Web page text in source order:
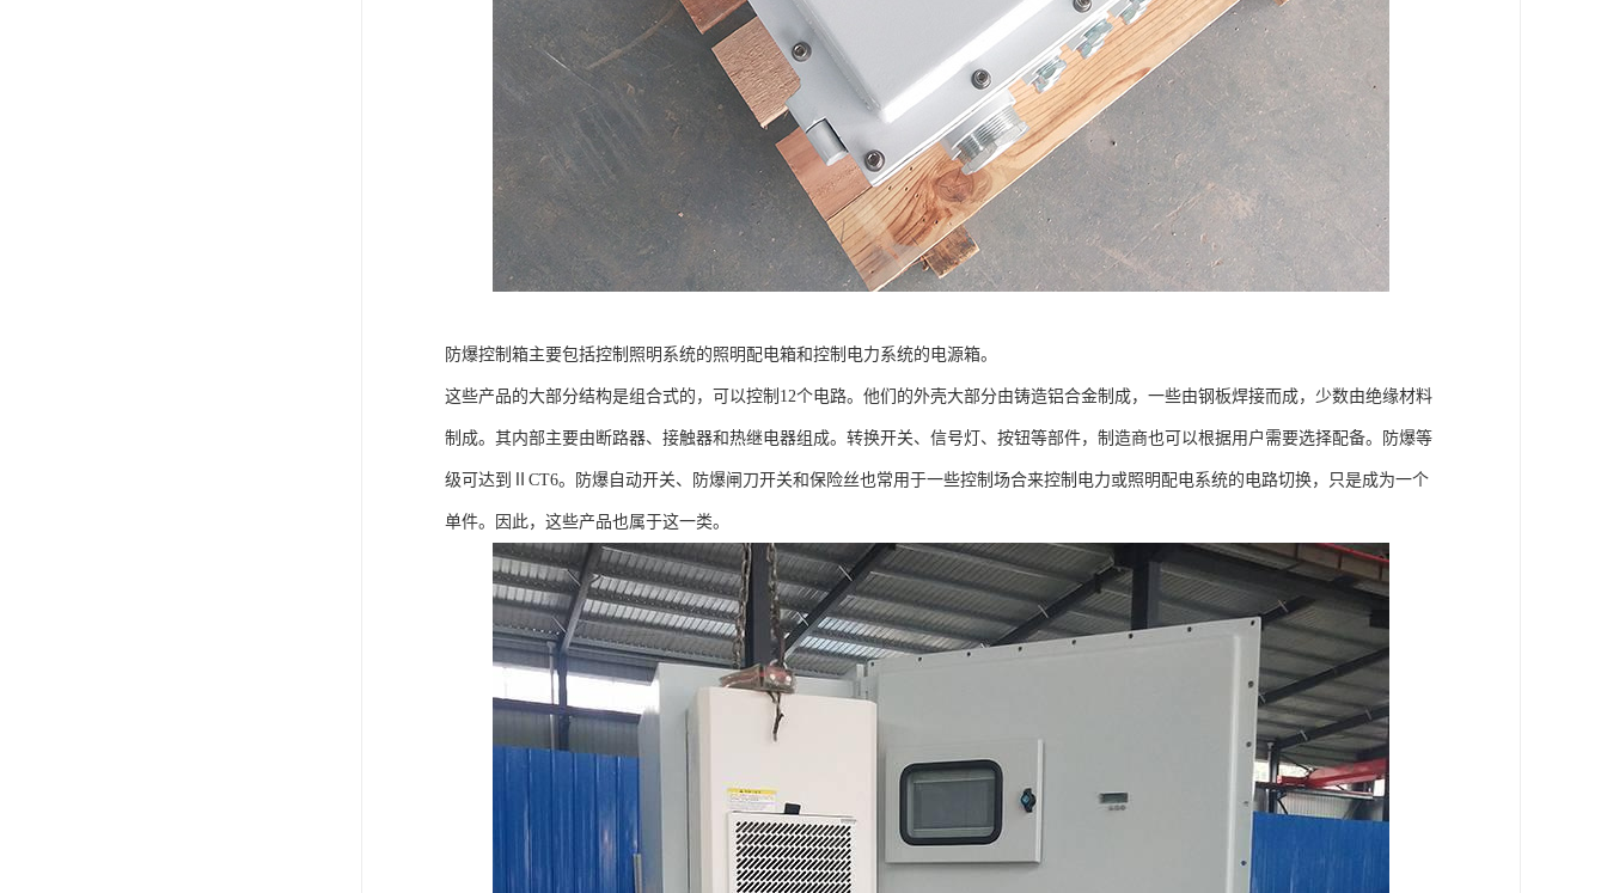
防爆控制箱主要包括控制照明系统的照明配电箱和控制电力系统的电源箱。
这些产品的大部分结构是组合式的，可以控制12个电路。他们的外壳大部分由铸造铝合金制成，一些由钢板焊接而成，少数由绝缘材料
制成。其内部主要由断路器、接触器和热继电器组成。转换开关、信号灯、按钮等部件，制造商也可以根据用户需要选择配备。防爆等
级可达到ⅡCT6。防爆自动开关、防爆闸刀开关和保险丝也常用于一些控制场合来控制电力或照明配电系统的电路切换，只是成为一个
单件。因此，这些产品也属于这一类。